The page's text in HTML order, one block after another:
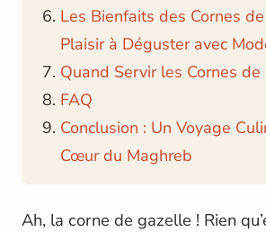
Les Bienfaits des Cornes
Plaisir à Déguster avec
Quand Servir les Cornes de
FAQ
Conclusion : Un Voyage
Cœur du Maghreb
Ah, la corne de gazelle ! Rien